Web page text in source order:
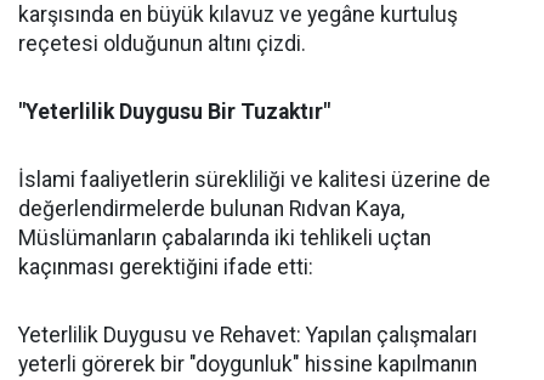
karşısında en büyük kılavuz ve yegâne kurtuluş
reçetesi olduğunun altını çizdi.
"Yeterlilik Duygusu Bir Tuzaktır"
İslami faaliyetlerin sürekliliği ve kalitesi üzerine de
değerlendirmelerde bulunan Rıdvan Kaya,
Müslümanların çabalarında iki tehlikeli uçtan
kaçınması gerektiğini ifade etti:
Yeterlilik Duygusu ve Rehavet: Yapılan çalışmaları
yeterli görerek bir "doygunluk" hissine kapılmanın